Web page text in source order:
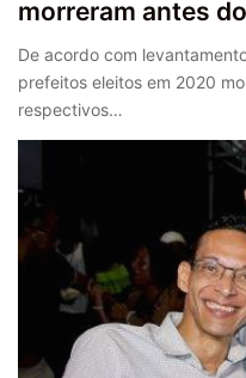
morreram antes
De acordo com
prefeitos eleitos em 2020
respectivos…